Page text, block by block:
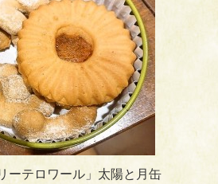
ーテロワール」太陽と月缶